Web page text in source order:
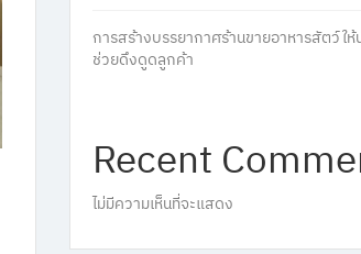
การสร้างบรรยากาศร้านขายอาหารสัตว์ให้
ช่วยดึงดูดลูกค้า
Recent
ไม่มีความเห็นที่จะแสดง